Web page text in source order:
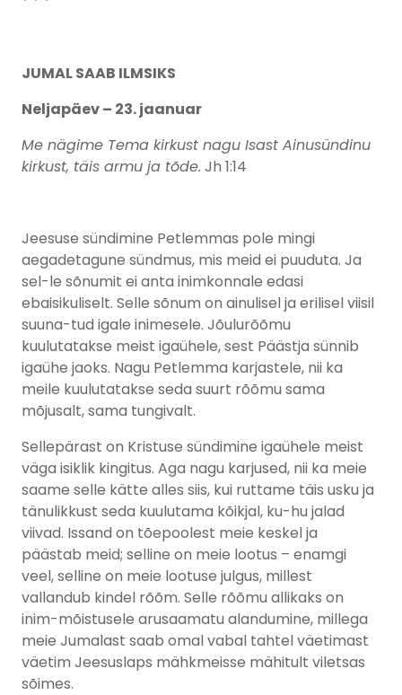
JUMAL SAAB ILMSIKS
Neljapäev – 23. jaanuar
Me nägime Tema kirkust nagu Isast Ainusündinu
kirkust, täis armu ja tõde. Jh 1:14
Jeesuse sündimine Petlemmas pole mingi
aegadetagune sündmus, mis meid ei puuduta. Ja
sel-le sõnumit ei anta inimkonnale edasi
ebaisikuliselt. Selle sõnum on ainulisel ja erilisel viisil
suuna-tud igale inimesele. Jõulurõõmu
kuulutatakse meist igaühele, sest Päästja sünnib
igaühe jaoks. Nagu Petlemma karjastele, nii ka
meile kuulutatakse seda suurt rõõmu sama
mõjusalt, sama tungivalt.
Sellepärast on Kristuse sündimine igaühele meist
väga isiklik kingitus. Aga nagu karjused, nii ka meie
saame selle kätte alles siis, kui ruttame täis usku ja
tänulikkust seda kuulutama kõikjal, ku-hu jalad
viivad. Issand on tõepoolest meie keskel ja
päästab meid; selline on meie lootus – enamgi
veel, selline on meie lootuse julgus, millest
vallandub kindel rõõm. Selle rõõmu allikaks on
inim-mõistusele arusaamatu alandumine, millega
meie Jumalast saab omal vabal tahtel väetimast
väetim Jeesuslaps mähkmeisse mähitult viletsas
sõimes.